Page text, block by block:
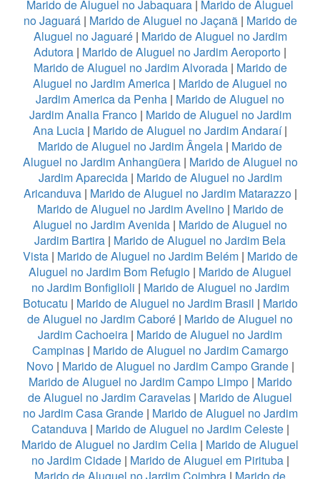
Marido de Aluguel no Jabaquara | Marido de Aluguel
no Jaguará| Marido de Aluguel no Jaçanã| Marido de
Aluguel no Jaguaré| Marido de Aluguel no Jardim
Adutora | Marido de Aluguel no Jardim Aeroporto |
Marido de Aluguel no Jardim Alvorada| Marido de
Aluguel no Jardim America | Marido de Aluguel no
Jardim America da Penha | Marido de Aluguel no
Jardim Analia Franco| Marido de Aluguel no Jardim
Ana Lucia | Marido de Aluguel no Jardim Andaraí|
Marido de Aluguel no Jardim Ângela | Marido de
Aluguel no Jardim Anhangüera| Marido de Aluguel no
Jardim Aparecida| Marido de Aluguel no Jardim
Aricanduva| Marido de Aluguel no Jardim Matarazzo|
Marido de Aluguel no Jardim Avelino| Marido de
Aluguel no Jardim Avenida | Marido de Aluguel no
Jardim Bartira | Marido de Aluguel no Jardim Bela
Vista| Marido de Aluguel no Jardim Belém| Marido de
Aluguel no Jardim Bom Refugio | Marido de Aluguel
no Jardim Bonfiglioli | Marido de Aluguel no Jardim
Botucatu | Marido de Aluguel no Jardim Brasil | Marido
de Aluguel no Jardim Caboré | Marido de Aluguel no
Jardim Cachoeira | Marido de Aluguel no Jardim
Campinas| Marido de Aluguel no Jardim Camargo
Novo| Marido de Aluguel no Jardim Campo Grande|
Marido de Aluguel no Jardim Campo Limpo| Marido
de Aluguel no Jardim Caravelas | Marido de Aluguel
no Jardim Casa Grande| Marido de Aluguel no Jardim
Catanduva| Marido de Aluguel no Jardim Celeste|
Marido de Aluguel no Jardim Celia | Marido de Aluguel
no Jardim Cidade| Marido de Aluguel em Pirituba|